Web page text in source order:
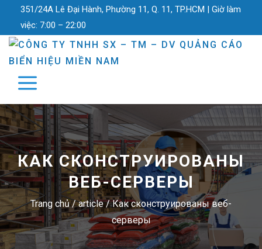
351/24A Lê Đại Hành, Phường 11, Q. 11, TP.HCM | Giờ làm
việc: 7:00 – 22:00
КАК СКОНСТРУИРОВАНЫ
ВЕБ-СЕРВЕРЫ
Trang chủ/article/Как сконструированы веб-
серверы